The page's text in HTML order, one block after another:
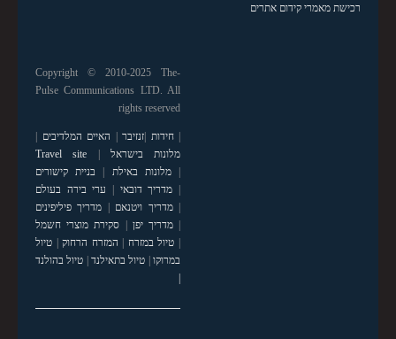
רכישת מאמרי קידום אתרים
Copyright © 2010-2025 The-
Pulse Communications LTD. All
rights reserved
|חידות |זנזיבר | האיים המלדיבים |
מלונות בישראל |
Travel site
|מלונות באילת | בניית קישורים
| מדריך דובאי | ערי בירה בעולם
|מדריך ויטנאם | מדריך פיליפינים
|מדריך יפן | סקירת מוצרי חשמל
| טיול במזרח | המזרח הרחוק| טיול
במרוקו| טיול בתאילנד| טיול בהולנד
|